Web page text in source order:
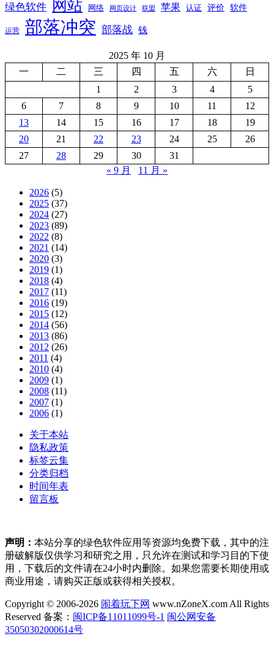
绿色软件 网站 网络 网页设计 联盟 苹果 认证 评价 软件
运营 部落冲突 部落战 钱
2025 年 10 月
一
二 三 四 五 六
日
1
2 3 4
5
6
7 8 9 10 11
12
13
14 15 16 17 18
19
20
21 22 23 24 25
26
27
28 29 30
31
« 9 月
11 月 »
2026 (5)
2025 (37)
2024 (27)
2023 (89)
2022 (8)
2021 (14)
2020 (3)
2019 (1)
2018 (4)
2017 (11)
2016 (19)
2015 (12)
2014 (56)
2013 (86)
2012 (26)
2011 (4)
2010 (4)
2009 (1)
2008 (11)
2007 (1)
2006 (1)
关于本站
隐私政策
标签云集
分类归档
时间年表
留言板
声明： 本站分享的绿色软件应用等资源均免费下载，其中的注
册破解版仅供学习和研究之用，只允许在测试和学习目的下使
用，下载后的文件请在24小时内删除。如果您需要长期使用或
商业用途，请购买正版或获得相关授权。
Copyright © 2006-2026 闹着玩下网 www.nZoneX.com All Rights
Reserved 备案： 闽ICP备11011099号-1 闽公网安备
35050302000614号